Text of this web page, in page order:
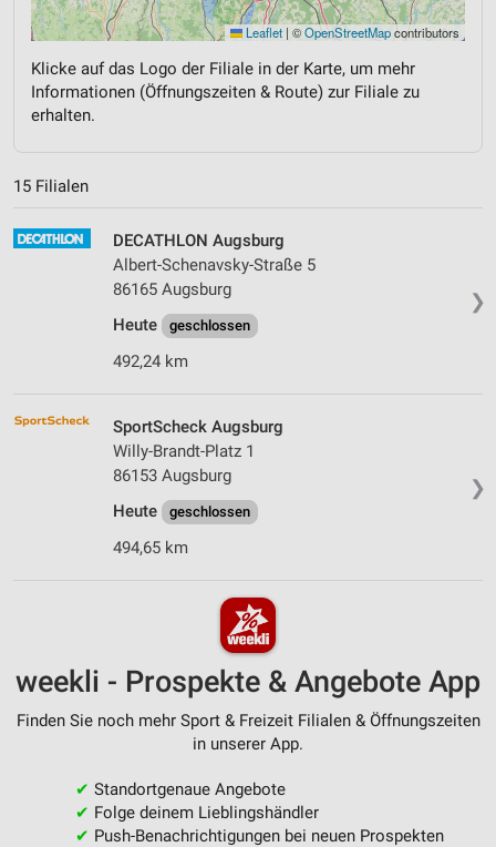
Leaflet | ©OpenStreetMapcontributors
Klicke auf das Logo der Filiale in der Karte, um mehr
Informationen (Öffnungszeiten & Route) zur Filiale zu
erhalten.
15 Filialen
❯
DECATHLON Augsburg
Albert-Schenavsky-Straße 5
86165 Augsburg
Heute
geschlossen
492,24 km
❯
SportScheck Augsburg
Willy-Brandt-Platz 1
86153 Augsburg
Heute
geschlossen
494,65 km
weekli - Prospekte & Angebote App
Finden Sie noch mehr Sport & Freizeit Filialen & Öffnungszeiten
in unserer App.
✔ Standortgenaue Angebote
✔ Folge deinem Lieblingshändler
✔ Push-Benachrichtigungen bei neuen Prospekten